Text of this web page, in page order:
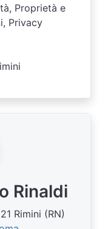
Proprietà e
Privacy
Rinaldi
Rimini (RN)